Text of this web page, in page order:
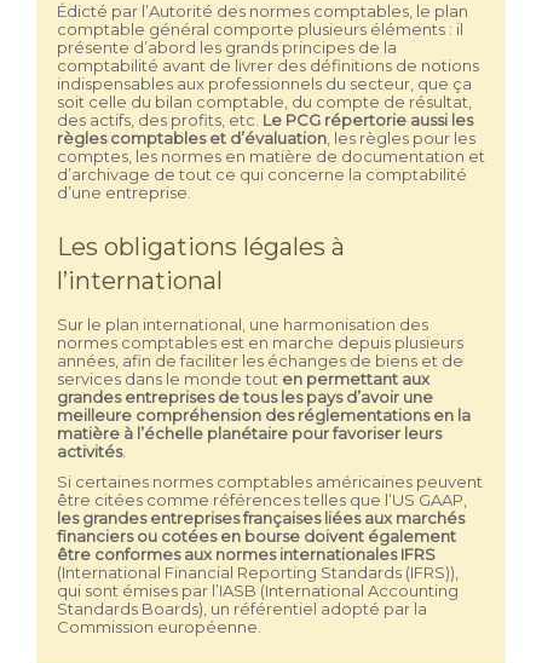
Édicté par l’Autorité des normes comptables, le plan
comptable général comporte plusieurs éléments : il
présente d’abord les grands principes de la
comptabilité avant de livrer des définitions de notions
indispensables aux professionnels du secteur, que ça
soit celle du bilan comptable, du compte de résultat,
des actifs, des profits, etc. Le PCG répertorie aussi les
règles comptables et d’évaluation , les règles pour les
comptes, les normes en matière de documentation et
d’archivage de tout ce qui concerne la comptabilité
d’une entreprise.
Les obligations légales à
l’international
Sur le plan international, une harmonisation des
normes comptables est en marche depuis plusieurs
années, afin de faciliter les échanges de biens et de
services dans le monde tout en permettant aux
grandes entreprises de tous les pays d’avoir une
meilleure compréhension des réglementations en la
matière à l’échelle planétaire pour favoriser leurs
activités.
Si certaines normes comptables américaines peuvent
être citées comme références telles que l’US GAAP,
les grandes entreprises françaises liées aux marchés
financiers ou cotées en bourse doivent également
être conformes aux normes internationales IFRS
(International Financial Reporting Standards (IFRS)),
qui sont émises par l’IASB (International Accounting
Standards Boards), un référentiel adopté par la
Commission européenne.